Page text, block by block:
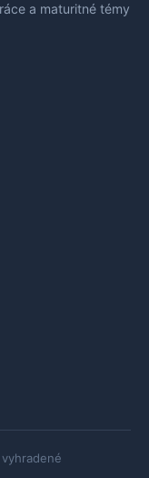
a maturitné témy